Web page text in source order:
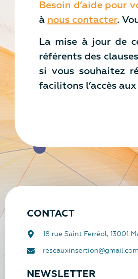
Besoin d’aide pour
à nous contacter.
La mise à jour de
référents des
si vous souhaitez
facilitons l’accès
CONTACT
18 rue Saint Ferréol, 13001
reseauxinsertion@gmail.com
NEWSLETTER